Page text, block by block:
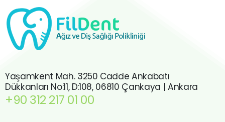
Yaşamkent Mah. 3250 Cadde Ankabatı
Dükkanları No:11, D:108, 06810 Çankaya | Ankara
+90 312 217 01 00